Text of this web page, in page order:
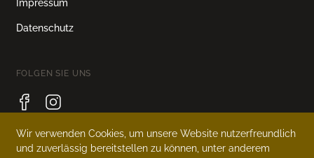
Impressum
Datenschutz
FOLGEN SIE UNS
SPRACHE
Wir verwenden Cookies, um unsere Website nutzerfreundlich
und zuverlässig bereitstellen zu können, unter anderem